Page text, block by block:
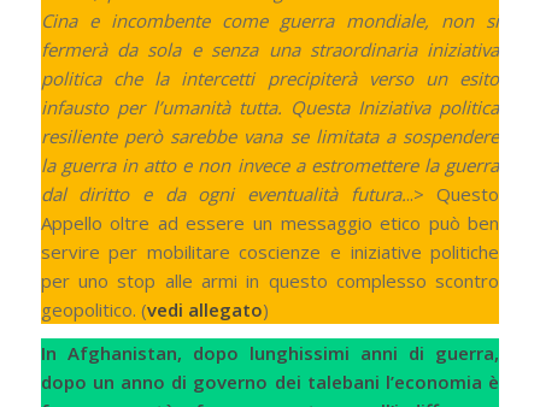
Cina e incombente come guerra mondiale, non si
fermerà da sola e senza una straordinaria iniziativa
politica che la intercetti precipiterà verso un esito
infausto per l’umanità tutta. Questa Iniziativa politica
resiliente però sarebbe vana se limitata a sospendere
la guerra in atto e non invece a estromettere la guerra
dal diritto e da ogni eventualità futura...> Questo
Appello oltre ad essere un messaggio etico può ben
servire per mobilitare coscienze e iniziative politiche
per uno stop alle armi in questo complesso scontro
geopolitico. (vedi allegato)
In Afghanistan, dopo lunghissimi anni di guerra,
dopo un anno di governo dei talebani l’economia è